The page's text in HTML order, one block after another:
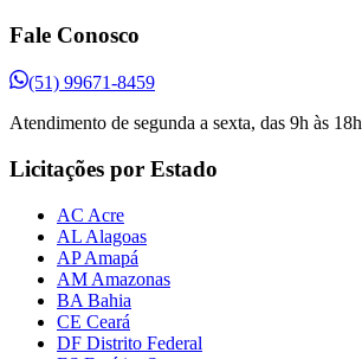
Fale Conosco
(51) 99671-8459
Atendimento de segunda a sexta, das 9h às 18h
Licitações por Estado
AC Acre
AL Alagoas
AP Amapá
AM Amazonas
BA Bahia
CE Ceará
DF Distrito Federal